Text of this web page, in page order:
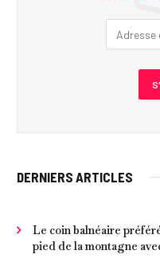
DERNIERS ARTICLES
Le coin balnéaire
pied de la montagne